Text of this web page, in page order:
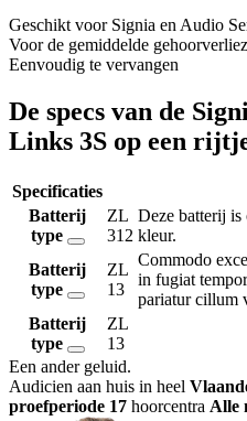
Geschikt voor Signia en Audio
Voor de gemiddelde
Eenvoudig te vervangen
De specs van de
Links 3S op een
Specificaties
Batterij
type
ZL
312
Deze batterij is
kleur.
Batterij
type
ZL
13
Commodo
in fugiat
pariatur cillum
Batterij
type
ZL
13
Een ander geluid.
Audicien aan huis in heel
proefperiode 17 hoorcentra Alle